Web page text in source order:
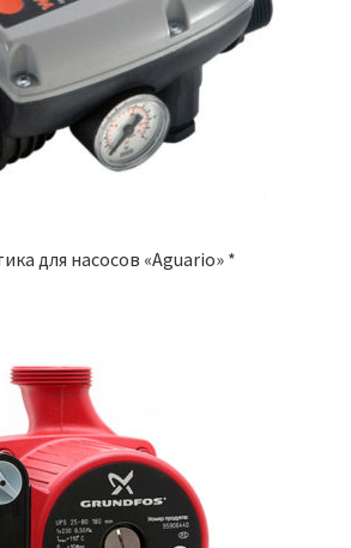
для насосов «Aguario» *